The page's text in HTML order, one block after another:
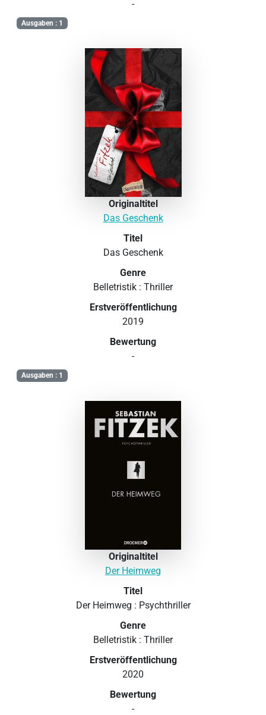
-
Ausgaben : 1
Originaltitel
Das Geschenk
Titel
Das Geschenk
Genre
Belletristik : Thriller
Erstveröffentlichung
2019
Bewertung
-
Ausgaben : 1
Originaltitel
Der Heimweg
Titel
Der Heimweg : Psychthriller
Genre
Belletristik : Thriller
Erstveröffentlichung
2020
Bewertung
-